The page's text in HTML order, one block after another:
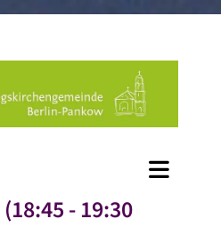
- 19:30